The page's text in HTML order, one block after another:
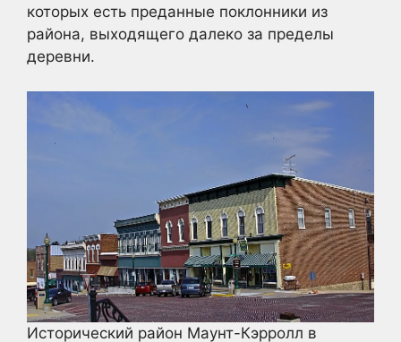
которых есть преданные поклонники из
района, выходящего далеко за пределы
деревни.
Исторический район Маунт-Кэрролл в